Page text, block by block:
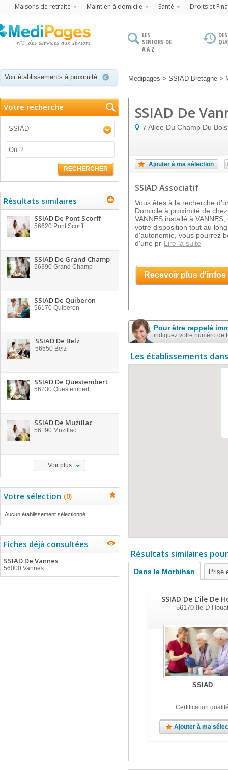
Maisons de retraite Maintien à domicile Santé Droits et
LES
SENIORS DE
A À Z
Voir établissements à proximité Medipages > SSIAD Bretagne >
Votre recherche
SSIAD
RECHERCHER
Résultats similaires
SSIAD De Pont Scorff
56620 Pont Scorff
SSIAD De Grand Champ
56390 Grand Champ
SSIAD De Quiberon
56170 Quiberon
SSIAD De Belz
56550 Belz
SSIAD De Questembert
56230 Questembert
SSIAD De Muzillac
56190 Muzillac
Voir plus
Votre sélection (0)
Aucun établissement sélectionné
Fiches déjà consultées
SSIAD De Vannes
56000 Vannes
SSIAD De
7 Allee Du Champ Du Bois
Ajouter à ma sélection
SSIAD Associatif
Vous êtes à la recherche
Domicile à proximité de
VANNES installé à
votre disposition tout au
d'autonomie, vous pourrez
d'une pr Lire la suite
Recevoir plus d'infos
Pour être rappelé
indiquez votre numéro de
Les établissements
Résultats similaires
Dans le Morbihan Prise
SSIAD De L'ile De
56170Ile D
SSIAD
Certification
Ajouter à ma